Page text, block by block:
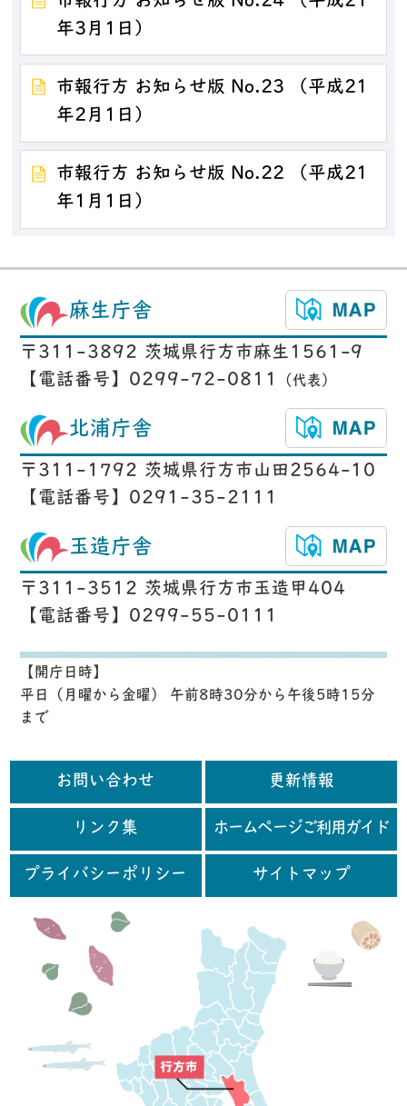
年3月1日）
市報行方 お知らせ版 No.23 （平成21
年2月1日）
市報行方 お知らせ版 No.22 （平成21
年1月1日）
麻生庁舎
〒311-3892 茨城県行方市麻生1561-9
【電話番号】0299-72-0811
（代表）
北浦庁舎
〒311-1792 茨城県行方市山田2564-10
【電話番号】0291-35-2111
玉造庁舎
〒311-3512 茨城県行方市玉造甲404
【電話番号】0299-55-0111
【開庁日時】
平日（月曜から金曜） 午前8時30分から午後5時15分
まで
お問い合わせ 更新情報
リンク集 ホームページご利用ガイド
プライバシーポリシー サイトマップ